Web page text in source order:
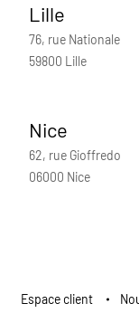
Lille
76, rue Nationale
59800 Lille
Nice
62, rue Gioffredo
06000 Nice
Espace client